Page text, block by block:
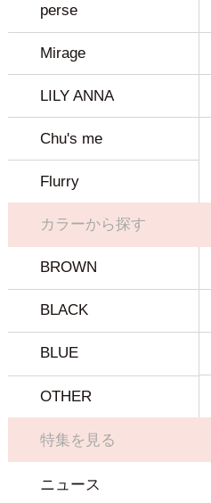
perse
Mirage
LILY ANNA
Chu's me
Flurry
カラーから探す
BROWN
BLACK
BLUE
OTHER
特集を見る
ニュース